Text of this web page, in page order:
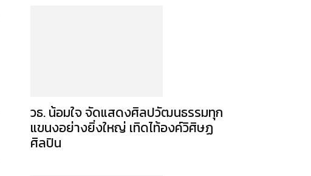
วธ. น้อมใจ จัดแสดงศิลปวัฒนธรรมทุก
แขนงอย่างยิ่งใหญ่ เทิดไท้องค์วิศิษฏ
ศิลปิน